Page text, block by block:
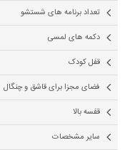
تعداد برنامه های شستشو
دکمه های لمسی
قفل کودک
فضای مجزا برای قاشق و چنگال
قفسه بالا
سایر مشخصات